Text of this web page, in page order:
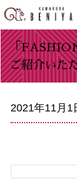
「
ご紹介いた
2021年11月1